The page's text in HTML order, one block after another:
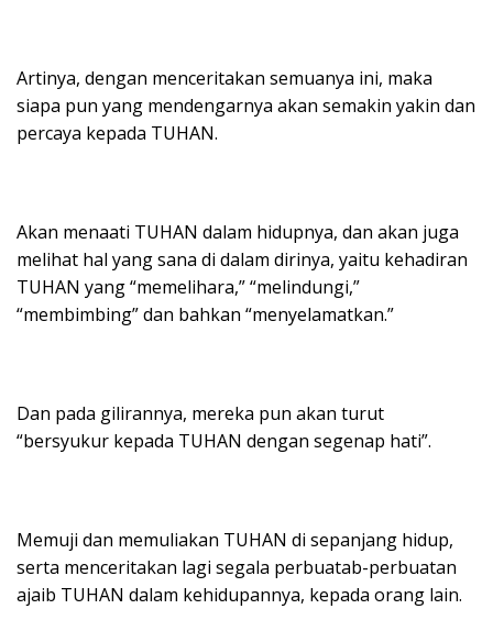
Artinya, dengan menceritakan semuanya ini, maka
siapa pun yang mendengarnya akan semakin yakin dan
percaya kepada TUHAN.
Akan menaati TUHAN dalam hidupnya, dan akan juga
melihat hal yang sana di dalam dirinya, yaitu kehadiran
TUHAN yang “memelihara,” “melindungi,”
“membimbing” dan bahkan “menyelamatkan.”
Dan pada gilirannya, mereka pun akan turut
“bersyukur kepada TUHAN dengan segenap hati”.
Memuji dan memuliakan TUHAN di sepanjang hidup,
serta menceritakan lagi segala perbuatab-perbuatan
ajaib TUHAN dalam kehidupannya, kepada orang lain.